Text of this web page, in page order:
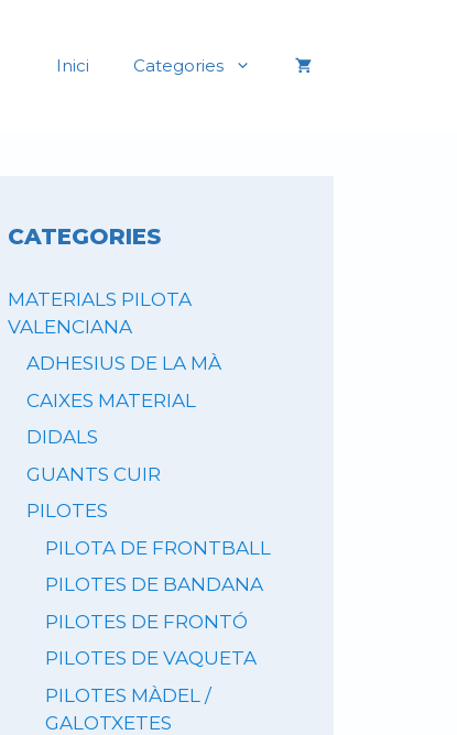
Inici Categories
CATEGORIES
MATERIALS PILOTA
VALENCIANA
ADHESIUS DE LA MÀ
CAIXES MATERIAL
DIDALS
GUANTS CUIR
PILOTES
PILOTA DE FRONTBALL
PILOTES DE BANDANA
PILOTES DE FRONTÓ
PILOTES DE VAQUETA
PILOTES MÀDEL /
GALOTXETES